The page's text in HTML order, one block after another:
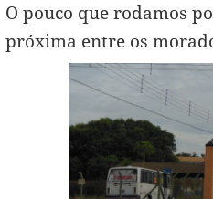
O pouco que rodamos
próxima entre os